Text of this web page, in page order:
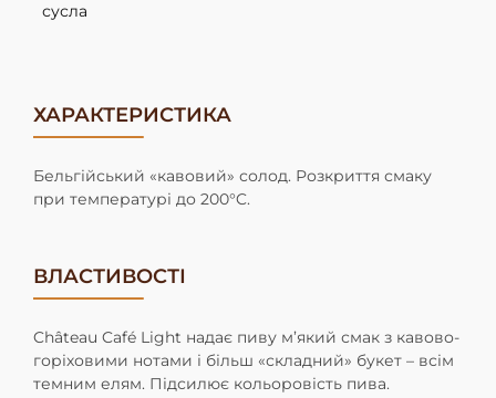
сусла
ХАРАКТЕРИСТИКА
Бельгійський «кавовий» солод. Розкриття смаку
при температурі до 200°C.
ВЛАСТИВОСТІ
Château Café Light надає пиву м’який смак з кавово-
горіховими нотами і більш «складний» букет – всім
темним елям. Підсилює кольоровість пива.